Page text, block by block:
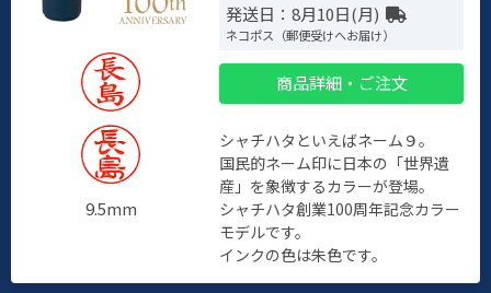
9.5mm
発送日：8月10日(月)
ネコポス（郵便受けへお届け）
商品詳細・ご注文
シャチハタといえばネーム９。
国民的ネーム印に日本の「世界遺
産」を象徴するカラーが登場。
シャチハタ創業100周年記念カラー
モデルです。
インクの色は朱色です。